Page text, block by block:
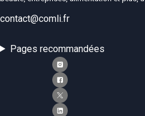
contact@comli.fr
Pages recommandées